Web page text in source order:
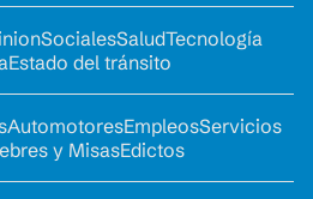
SocialesSaludTecnología
Estado del tránsito
AutomotoresEmpleosServicios
y MisasEdictos